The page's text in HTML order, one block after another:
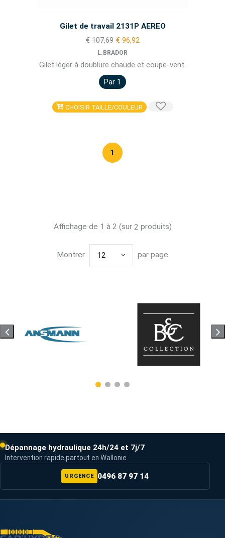
Gilet de travail 2131P AEREO
€ 107,69 € 96,92
L.BRADOR
Gilet léger à doublure chaude et coupe-vent.
Par 1
CHOISIR TAILLE/COULEUR
1
Affichage de 1 à 2 (sur 2 produits)
Montrer 12 par page
Dépannage hydraulique 24h/24 et 7j/7
Intervention rapide partout en Wallonie
URGENCE 0496 87 97 14